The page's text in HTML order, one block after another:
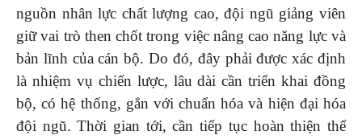
nguồn nhân lực chất lượng cao, đội ngũ giảng viên
giữ vai trò then chốt trong việc nâng cao năng lực và
bản lĩnh của cán bộ. Do đó, đây phải được xác định
là nhiệm vụ chiến lược, lâu dài cần triển khai đồng
bộ, có hệ thống, gắn với chuẩn hóa và hiện đại hóa
đội ngũ. Thời gian tới, cần tiếp tục hoàn thiện thể